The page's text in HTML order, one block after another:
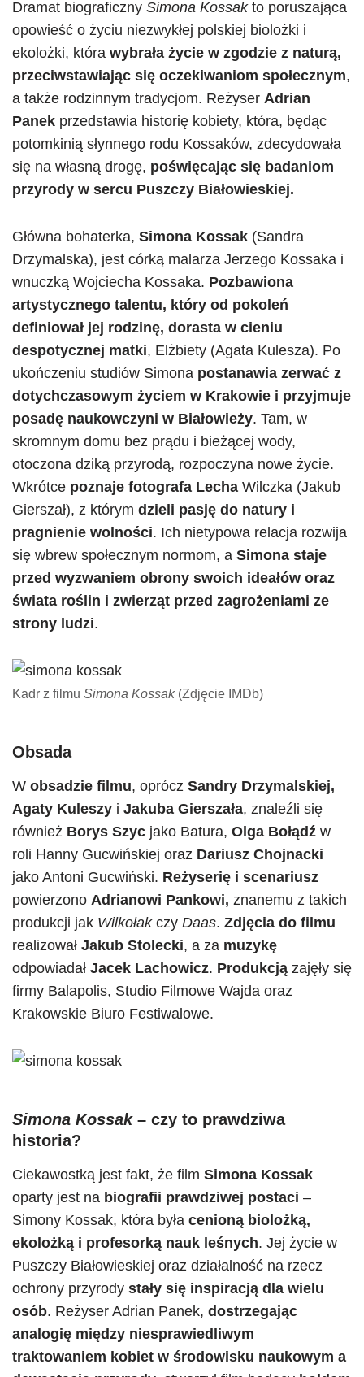
Dramat biograficzny Simona Kossakto poruszająca
opowieść o życiu niezwykłej polskiej biolożki i
ekolożki, która wybrała życie w zgodzie z naturą,
przeciwstawiając się oczekiwaniom społecznym,
a także rodzinnym tradycjom. Reżyser Adrian
Panek przedstawia historię kobiety, która, będąc
potomkinią słynnego rodu Kossaków, zdecydowała
się na własną drogę, poświęcając się badaniom
przyrody w sercu Puszczy Białowieskiej.
Główna bohaterka, Simona Kossak (Sandra
Drzymalska), jest córką malarza Jerzego Kossaka i
wnuczką Wojciecha Kossaka. Pozbawiona
artystycznego talentu, który od pokoleń
definiował jej rodzinę, dorasta w cieniu
despotycznej matki, Elżbiety (Agata Kulesza). Po
ukończeniu studiów Simona postanawia zerwać z
dotychczasowym życiem w Krakowie i przyjmuje
posadę naukowczyni w Białowieży. Tam, w
skromnym domu bez prądu i bieżącej wody,
otoczona dziką przyrodą, rozpoczyna nowe życie.
Wkrótce poznaje fotografa Lecha Wilczka (Jakub
Gierszał), z którym dzieli pasję do natury i
pragnienie wolności. Ich nietypowa relacja rozwija
się wbrew społecznym normom, a Simona staje
przed wyzwaniem obrony swoich ideałów oraz
świata roślin i zwierząt przed zagrożeniami ze
strony ludzi.
Kadr z filmu Simona Kossak(Zdjęcie IMDb)
Obsada
W obsadzie filmu, oprócz Sandry Drzymalskiej,
Agaty Kuleszy i Jakuba Gierszała, znaleźli się
również Borys Szyc jako Batura, Olga Bołądź w
roli Hanny Gucwińskiej oraz Dariusz Chojnacki
jako Antoni Gucwiński. Reżyserię i scenariusz
powierzono Adrianowi Pankowi, znanemu z takich
produkcji jak Wilkołakczy Daas. Zdjęcia do filmu
realizował Jakub Stolecki, a za muzykę
odpowiadał Jacek Lachowicz. Produkcją zajęły się
firmy Balapolis, Studio Filmowe Wajda oraz
Krakowskie Biuro Festiwalowe.
Simona Kossak– czy to prawdziwa
historia?
Ciekawostką jest fakt, że film Simona Kossak
oparty jest na biografii prawdziwej postaci –
Simony Kossak, która była cenioną biolożką,
ekolożką i profesorką nauk leśnych. Jej życie w
Puszczy Białowieskiej oraz działalność na rzecz
ochrony przyrody stały się inspiracją dla wielu
osób. Reżyser Adrian Panek, dostrzegając
analogię między niesprawiedliwym
traktowaniem kobiet w środowisku naukowym a